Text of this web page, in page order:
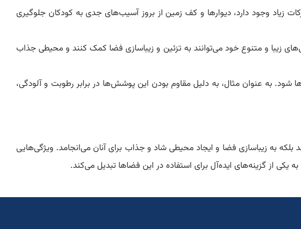
وجود دارد، دیوارها و کف زمین از بروز آسیب‌های جدی به کودکان جلوگیری
زیبا و متنوع خود می‌توانند به تزئین و زیباسازی فضا کمک کنند و محیطی جذاب
به عنوان مثال، به دلیل مقاوم بودن این پوشش‌ها در برابر رطوبت و آلودگی،
به زیباسازی فضا و ایجاد محیطی شاد و جذاب برای آنان می‌انجامد. ویژگی‌هایی
از گزینه‌های ایده‌آل برای استفاده در این فضاها تبدیل می‌کند.